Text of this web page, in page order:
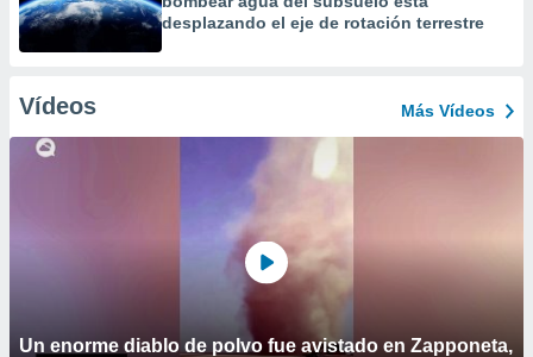
desplazando el eje de rotación terrestre
Vídeos Más Vídeos
Un enorme diablo de polvo fue avistado en Zapponeta,